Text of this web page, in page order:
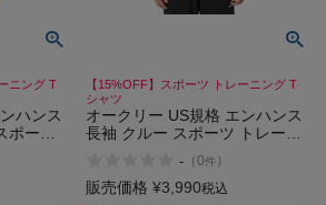
ニング T
ハンス
ーツ
Evo 2.7
【15%OFF】スポーツ トレーニング T
シャツ
オークリー US規格 エンハンス
長袖 クルー スポーツ トレーニ
Enhance LS Crew 13.7
- （0件 ）
販売価格 ¥3,990税込